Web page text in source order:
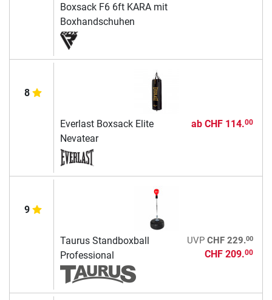
Boxsack F6 6ft KARA mit
Boxhandschuhen
8
Everlast Boxsack Elite
Nevatear
ab CHF 114.00
9
Taurus Standboxball
Professional
UVP CHF 229.00
CHF 209.00